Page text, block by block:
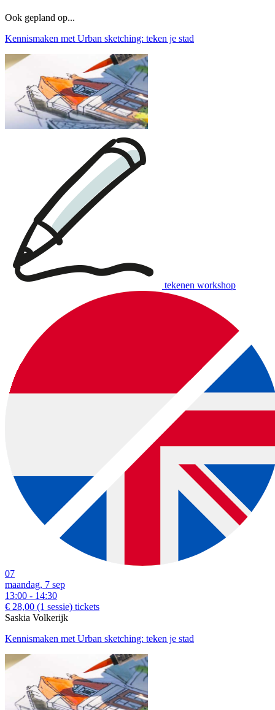
Ook gepland op...
Kennismaken met Urban sketching: teken je stad
tekenen workshop
07
maandag, 7 sep
13:00 - 14:30
€ 28,00 (1 sessie) tickets
Saskia Volkerijk
Kennismaken met Urban sketching: teken je stad